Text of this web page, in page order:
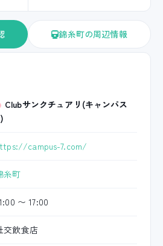
錦糸町の周辺情報
Clubサンクチュアリ(キャンパス
campus-7.com/
糸町
〜 17:00
交飲食店